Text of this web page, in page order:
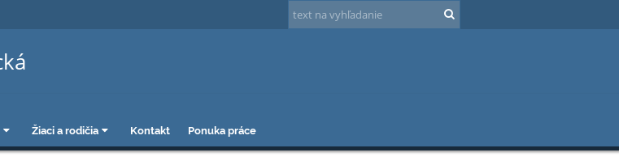
Žiaci a rodičia Kontakt Ponuka práce